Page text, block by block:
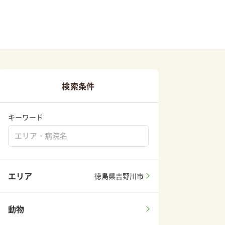
検索条件
キーワード
エリア 徳島県吉野川市
動物